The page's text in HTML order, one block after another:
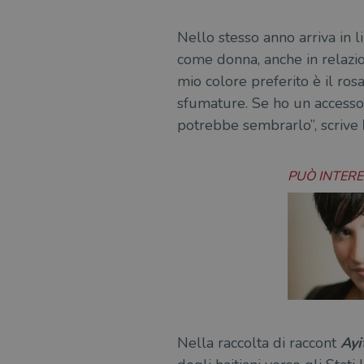
Nello stesso anno arriva in
come donna, anche in
mio colore preferito è il
sfumature. Se ho un
potrebbe sembrarlo”, scrive
PUÒ
Nella raccolta di raccont
Nome
/
LLC
Fornitore/
Dominio
Platform
.illibraio.it
Nome